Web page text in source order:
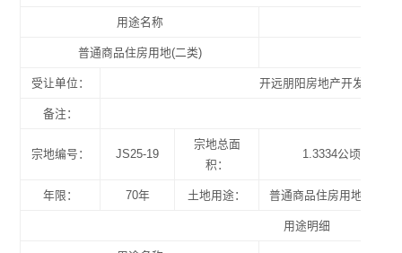
用途名称
普通商品住房用地(二类)
受让单位： 开远朋阳房地产开发经营
备注：
宗地编号： JS25-19
宗地总面
积：
1.3334公顷
年限： 70年 土地用途： 普通商品住房用地(二类)
用途明细